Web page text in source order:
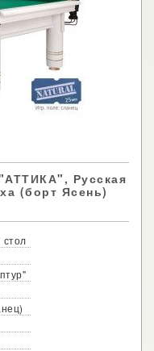
Русская
(борт Ясень)